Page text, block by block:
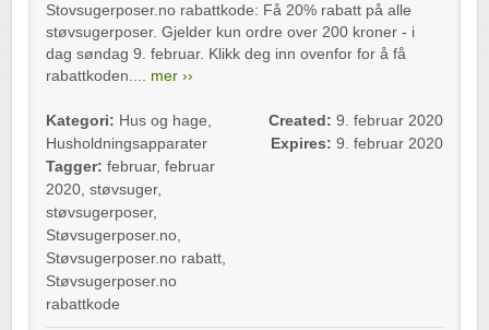
Stovsugerposer.no rabattkode: Få 20% rabatt på alle
støvsugerposer. Gjelder kun ordre over 200 kroner - i
dag søndag 9. februar. Klikk deg inn ovenfor for å få
rabattkoden.... mer ››
Kategori: Hus og hage,
Husholdningsapparater
Tagger: februar, februar
2020, støvsuger,
støvsugerposer,
Støvsugerposer.no,
Støvsugerposer.no rabatt,
Støvsugerposer.no
rabattkode
Created: 9. februar 2020
Expires: 9. februar 2020